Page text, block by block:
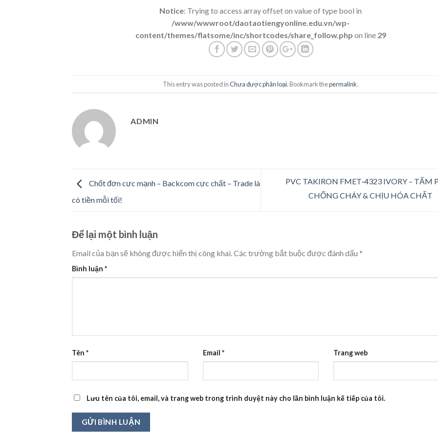
Notice: Trying to access array offset on value of type bool in
/www/wwwroot/daotaotiengyonline.edu.vn/wp-
content/themes/flatsome/inc/shortcodes/share_follow.php on line 29
This entry was posted inChưa được phân loại. Bookmark thepermalink.
ADMIN
Chốt đơn cực mạnh – Backcom cực chất – Trade là
có tiền mỗi tối!
PVC TAKIRON FMET‑4323 IVORY – TẤM
CHỐNG CHÁY & CHỊU HÓA CHẤT
Để lại một bình luận
Email của bạn sẽ không được hiển thị công khai.Các trường bắt buộc được đánh dấu *
Bình luận *
Tên * Email * Trang web
Lưu tên của tôi, email, và trang web trong trình duyệt này cho lần bình luận kế tiếp của tôi.